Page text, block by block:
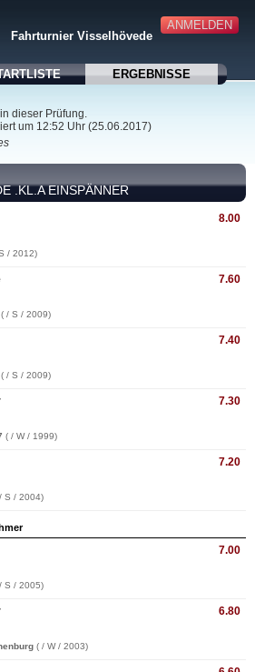
ANMELDEN
Fahrturnier Visselhövede
ERGEBNISSE
dieser Prüfung.
um 12:52 Uhr (25.06.2017)
.KL.A EINSPÄNNER
8.00
/ 2012)
7.60
( / S / 2009)
7.40
( / S / 2009)
7.30
( / W / 1999)
7.20
S / 2004)
7.00
S / 2005)
6.80
( / W / 2003)